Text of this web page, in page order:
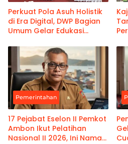
Perkuat Pola Asuh Holistik
di Era Digital, DWP Bagian
Umum Gelar Edukasi
Pemerintahan
17 Pejabat Eselon II Pemkot
Ambon Ikut Pelatihan
Nasional II 2026, Ini Nama-